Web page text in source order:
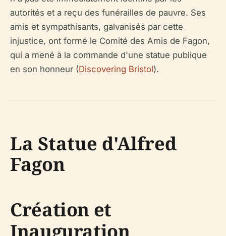
autorités et a reçu des funérailles de pauvre. Ses
amis et sympathisants, galvanisés par cette
injustice, ont formé le Comité des Amis de Fagon,
qui a mené à la commande d'une statue publique
en son honneur (Discovering Bristol).
La Statue d'Alfred
Fagon
Création et